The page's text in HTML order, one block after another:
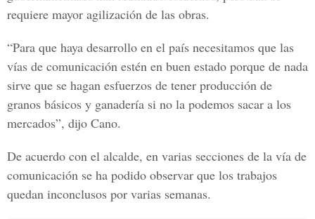
requiere mayor agilización de las obras.
“Para que haya desarrollo en el país necesitamos que las
vías de comunicación estén en buen estado porque de nada
sirve que se hagan esfuerzos de tener producción de
granos básicos y ganadería si no la podemos sacar a los
mercados”, dijo Cano.
De acuerdo con el alcalde, en varias secciones de la vía de
comunicación se ha podido observar que los trabajos
quedan inconclusos por varias semanas.